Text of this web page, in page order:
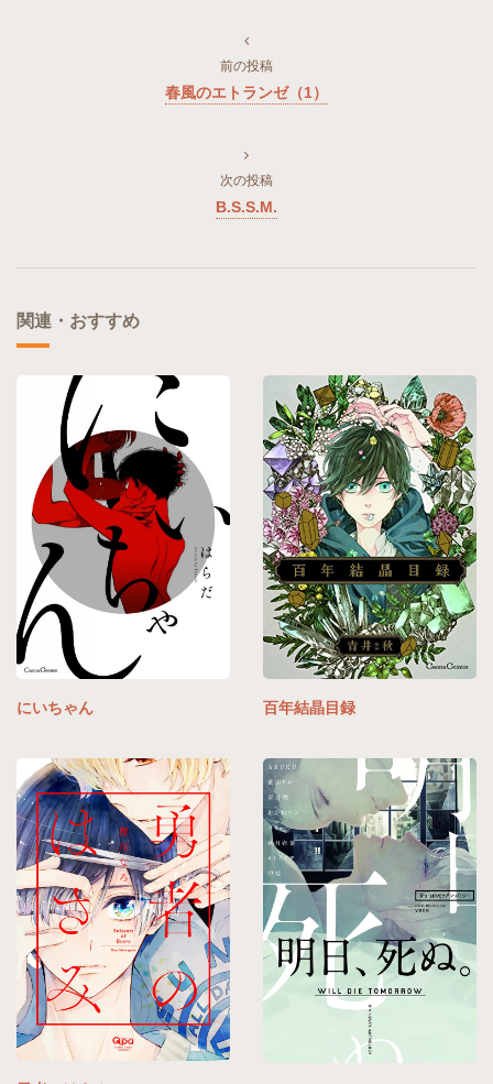
前の投稿
春風のエトランゼ（1）
次の投稿
B.S.S.M.
関連・おすすめ
にいちゃん 百年結晶目録